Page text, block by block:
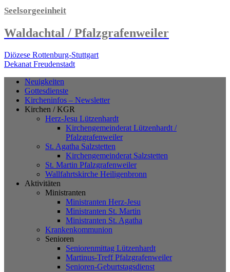
Seelsorgeeinheit
Waldachtal / Pfalzgrafenweiler
Diözese Rottenburg-Stuttgart
Dekanat Freudenstadt
Neuigkeiten
Gottesdienste
Kircheninfos – Newsletter
Kirchen / KGR
Herz-Jesu Lützenhardt
Kirchengemeinderat Lützenhardt /
Pfalzgrafenweiler
St. Agatha Salzstetten
Kirchengemeinderat Salzstetten
St. Martin Pfalzgrafenweiler
Wallfahrtskirche Heiligenbronn
Aktivitäten
Ministranten
Ministranten Herz-Jesu
Ministranten St. Martin
Ministranten St. Agatha
Krankenkommunion
Senioren
Seniorenmittag Lützenhardt
Martinus-Treff Pfalzgrafenweiler
Senioren-Geburtstagsdienst